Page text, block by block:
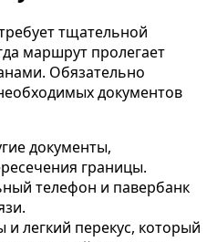
тщательной
маршрут пролегает
Обязательно
документов
документы,
границы.
телефон и павербанк
и легкий перекус, который